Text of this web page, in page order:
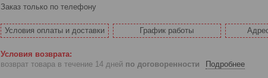
Заказ только по телефону
Условия оплаты и доставки График работы
возврат товара в течение 14 дней по договоренности Подробнее